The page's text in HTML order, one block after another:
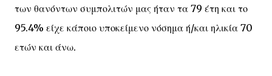
των θανόντων συμπολιτών μας ήταν τα 79 έτη και το
95.4% είχε κάποιο υποκείμενο νόσημα ή/και ηλικία 70
ετών και άνω.